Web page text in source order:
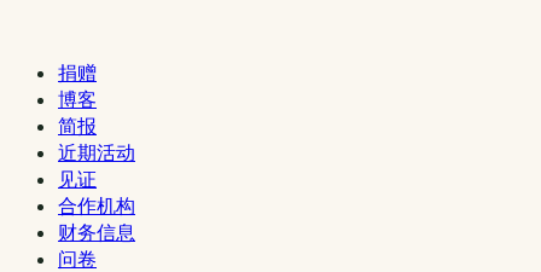
捐赠
博客
简报
近期活动
见证
合作机构
财务信息
问卷